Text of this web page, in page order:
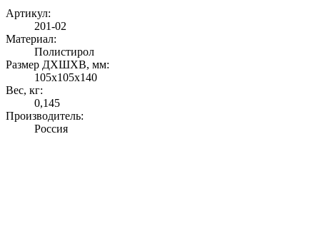
Артикул:
201-02
Материал:
Полистирол
Размер ДХШХВ, мм:
105х105х140
Вес, кг:
0,145
Производитель:
Россия